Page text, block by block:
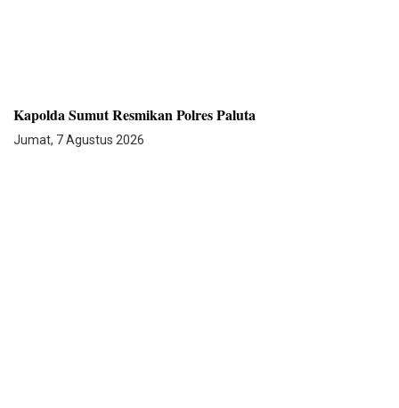
Kapolda Sumut Resmikan Polres Paluta
Jumat, 7 Agustus 2026